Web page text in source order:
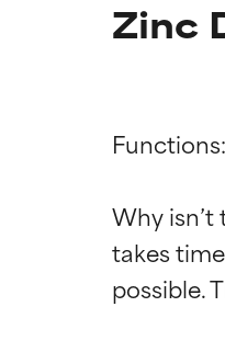
Zinc
Why
takes